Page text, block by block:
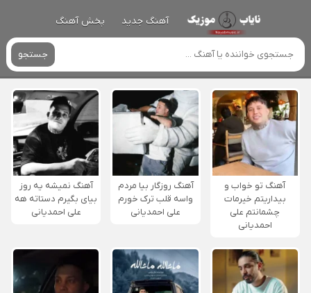
آهنگ جدید پخش آهنگ
جستجو
آهنگ تو خواب و
بیداریتم خیرمات
چشمانتم علی
احمدیانی
آهنگ روزگار بیا مردم
واسه قلب ترک خورم
علی احمدیانی
آهنگ نمیشه یه روز
بیای بگیرم دستاته هه
علی احمدیانی